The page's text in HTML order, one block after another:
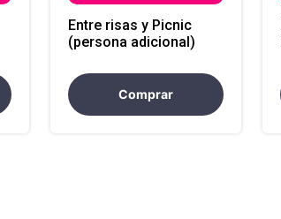
Entre risas y Picnic
(persona adicional)
Comprar